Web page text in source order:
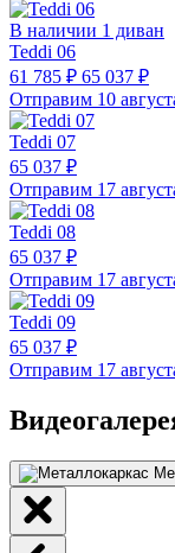
В наличии 1 диван
Teddi 06
61 785 ₽ 65 037 ₽
Отправим 10
Teddi 07
65 037 ₽
Отправим 17
Teddi 08
65 037 ₽
Отправим 17
Teddi 09
65 037 ₽
Отправим 17